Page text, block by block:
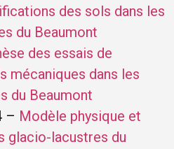
des sols dans les
du Beaumont
des essais de
mécaniques dans les
du Beaumont
– Modèle physique et
glacio-lacustres du